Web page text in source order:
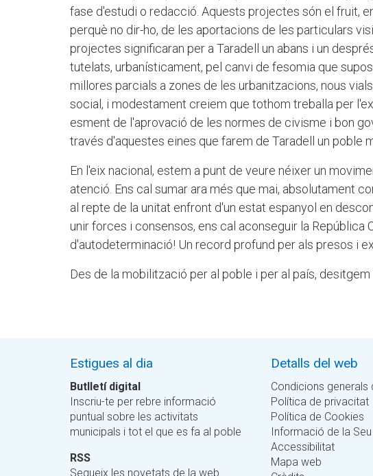
fase d'estudi o redacció. Aquests projectes són el fruit,
perquè no dir-ho, de les aportacions de les particulars
projectes significaran per a Taradell un abans i un
tutelats, urbanísticament, pel canvi de fesomia que
millores parcials a zones de les urbanitzacions, nous
social, i modestament creiem que tothom treballa per
esment de l'aprovació de les normes de civisme i bon
través d'aquestes eines que farem de Taradell un poble
En l'eix nacional, estem a punt de veure néixer un
atenció. Ens cal sumar ara més que mai, absolutament
al repte de la unitat enfront d'un estat espanyol en
unir forces i consensos, ens cal aconseguir la República
d'autodeterminació! Un record profund per als presos i
Des de la mobilització per al poble i per al país, desitgem
Estigues al dia
Butlletí digital
Inscriu-te per rebre informació
puntual sobre les activitats
municipals i tot el que es fa al poble
RSS
Segueix les novetats de la web
Detalls del web
Condicions generals
Política de privacitat
Política de Cookies
Informació de la
Accessibilitat
Mapa web